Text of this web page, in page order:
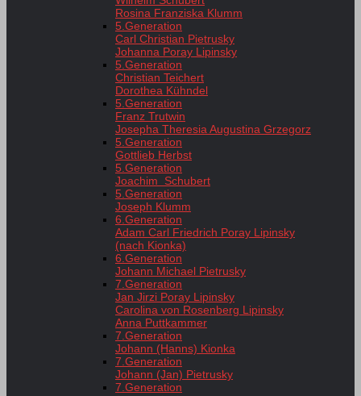
Rosina Franziska Klumm
5.Generation
Carl Christian Pietrusky
Johanna Poray Lipinsky
5.Generation
Christian Teichert
Dorothea Kühndel
5.Generation
Franz Trutwin
Josepha Theresia Augustina Grzegorz
5.Generation
Gottlieb Herbst
5.Generation
Joachim Schubert
5.Generation
Joseph Klumm
6.Generation
Adam Carl Friedrich Poray Lipinsky
(nach Kionka)
6.Generation
Johann Michael Pietrusky
7.Generation
Jan Jirzi Poray Lipinsky
Carolina von Rosenberg Lipinsky
Anna Puttkammer
7.Generation
Johann (Hanns) Kionka
7.Generation
Johann (Jan) Pietrusky
7.Generation